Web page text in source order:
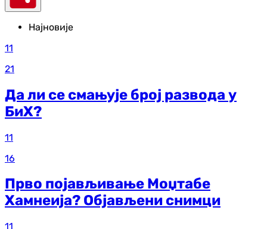
Најновије
11
21
Да ли се смањује број развода у
БиХ?
11
16
Прво појављивање Моџтабе
Хамнеија? Објављени снимци
11